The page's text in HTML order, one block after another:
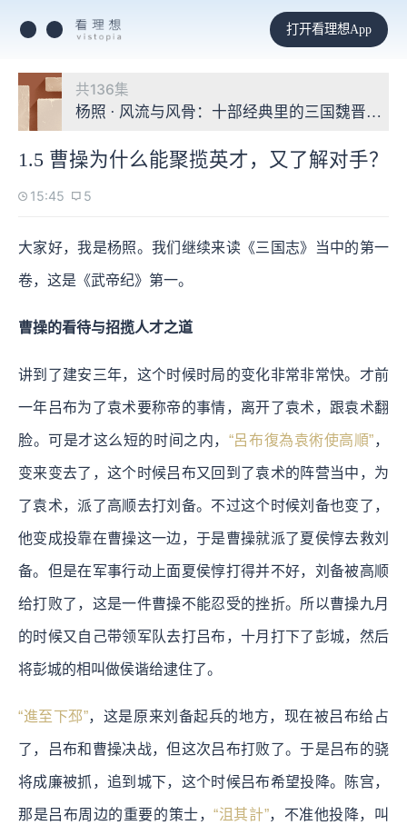
打开看理想App
共136集
杨照 · 风流与风骨：十部经典里的三国魏晋时代
1.5 曹操为什么能聚揽英才，又了解对手？
15:45 5
大家好，我是杨照。我们继续来读《三国志》当中的第一
卷，这是《武帝纪》第一。
曹操的看待与招揽人才之道
讲到了建安三年，这个时候时局的变化非常非常快。才前
一年吕布为了袁术要称帝的事情，离开了袁术，跟袁术翻
脸。可是才这么短的时间之内， “呂布復為袁術使高順”，
变来变去了，这个时候吕布又回到了袁术的阵营当中，为
了袁术，派了高顺去打刘备。不过这个时候刘备也变了，
他变成投靠在曹操这一边，于是曹操就派了夏侯惇去救刘
备。但是在军事行动上面夏侯惇打得并不好，刘备被高顺
给打败了，这是一件曹操不能忍受的挫折。所以曹操九月
的时候又自己带领军队去打吕布，十月打下了彭城，然后
将彭城的相叫做侯谐给逮住了。
“進至下邳”，这是原来刘备起兵的地方，现在被吕布给占
了，吕布和曹操决战，但这次吕布打败了。于是吕布的骁
将成廉被抓，追到城下，这个时候吕布希望投降。陈宫，
那是吕布周边的重要的策士，“沮其計”，不准他投降，叫